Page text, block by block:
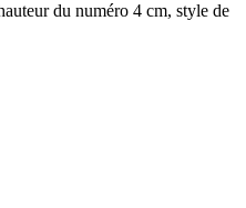
du numéro 4 cm, style de